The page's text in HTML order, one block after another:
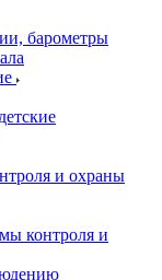
барометры
и охраны
контроля и